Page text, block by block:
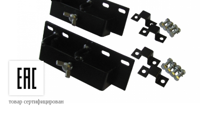
товар сертифицирован